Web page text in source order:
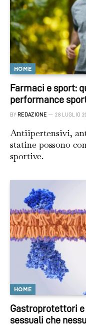
HOME
Farmaci e sport:
performance
BY REDAZIONE 28 LUGLIO
Antiipertensivi,
statine possono
sportive.
HOME
Gastroprotettori
sessuali che